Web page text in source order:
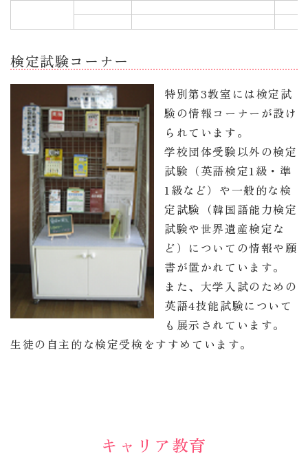
検定試験コーナー
特別第3教室には検定試
験の情報コーナーが設け
られています。
学校団体受験以外の検定
試験（英語検定1級・準
1級など）や一般的な検
定試験（韓国語能力検定
試験や世界遺産検定な
ど）についての情報や願
書が置かれています。
また、大学入試のための
英語4技能試験について
も展示されています。
生徒の自主的な検定受検をすすめています。
キャリア教育